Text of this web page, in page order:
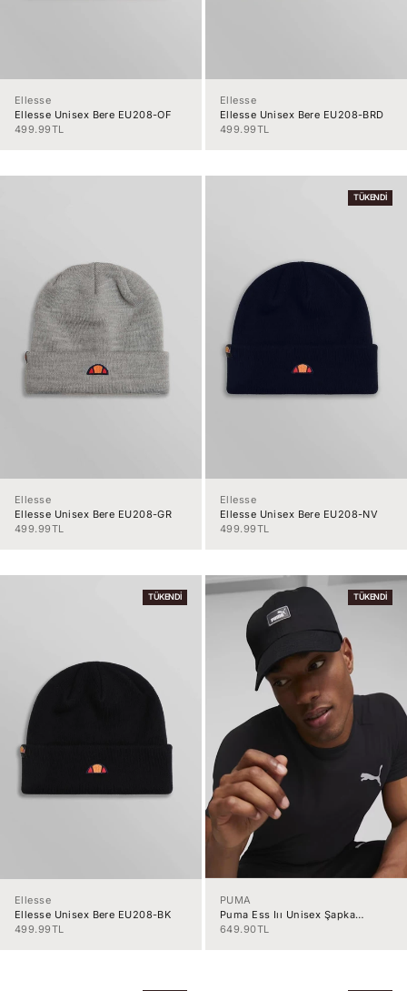
Ellesse
Ellesse Unisex Bere EU208-OF
İndirimli fiyat
499.99TL
Ellesse
Ellesse Unisex Bere EU208-BRD
İndirimli fiyat
499.99TL
Ellesse
Ellesse Unisex Bere EU208-GR
İndirimli fiyat
499.99TL
TÜKENDI
Ellesse
Ellesse Unisex Bere EU208-NV
İndirimli fiyat
499.99TL
TÜKENDI
Ellesse
Ellesse Unisex Bere EU208-BK
İndirimli fiyat
499.99TL
TÜKENDI
PUMA
Puma Ess Iıı Unisex Şapka
02366901
İndirimli fiyat
649.90TL